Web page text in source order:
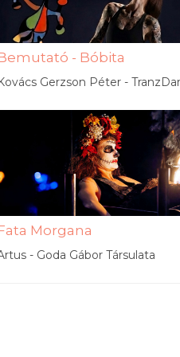
- Bóbita
Gerzson Péter -
Morgana
- Goda Gábor Társulata